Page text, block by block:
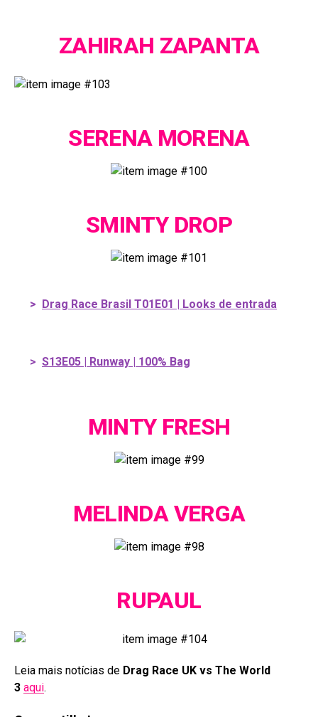
ZAHIRAH ZAPANTA
SERENA MORENA
SMINTY DROP
> Drag Race Brasil T01E01 | Looks de entrada
> S13E05 | Runway | 100% Bag
MINTY FRESH
MELINDA VERGA
RUPAUL
Leia mais notícias de Drag Race UK vs The World
3 aqui.